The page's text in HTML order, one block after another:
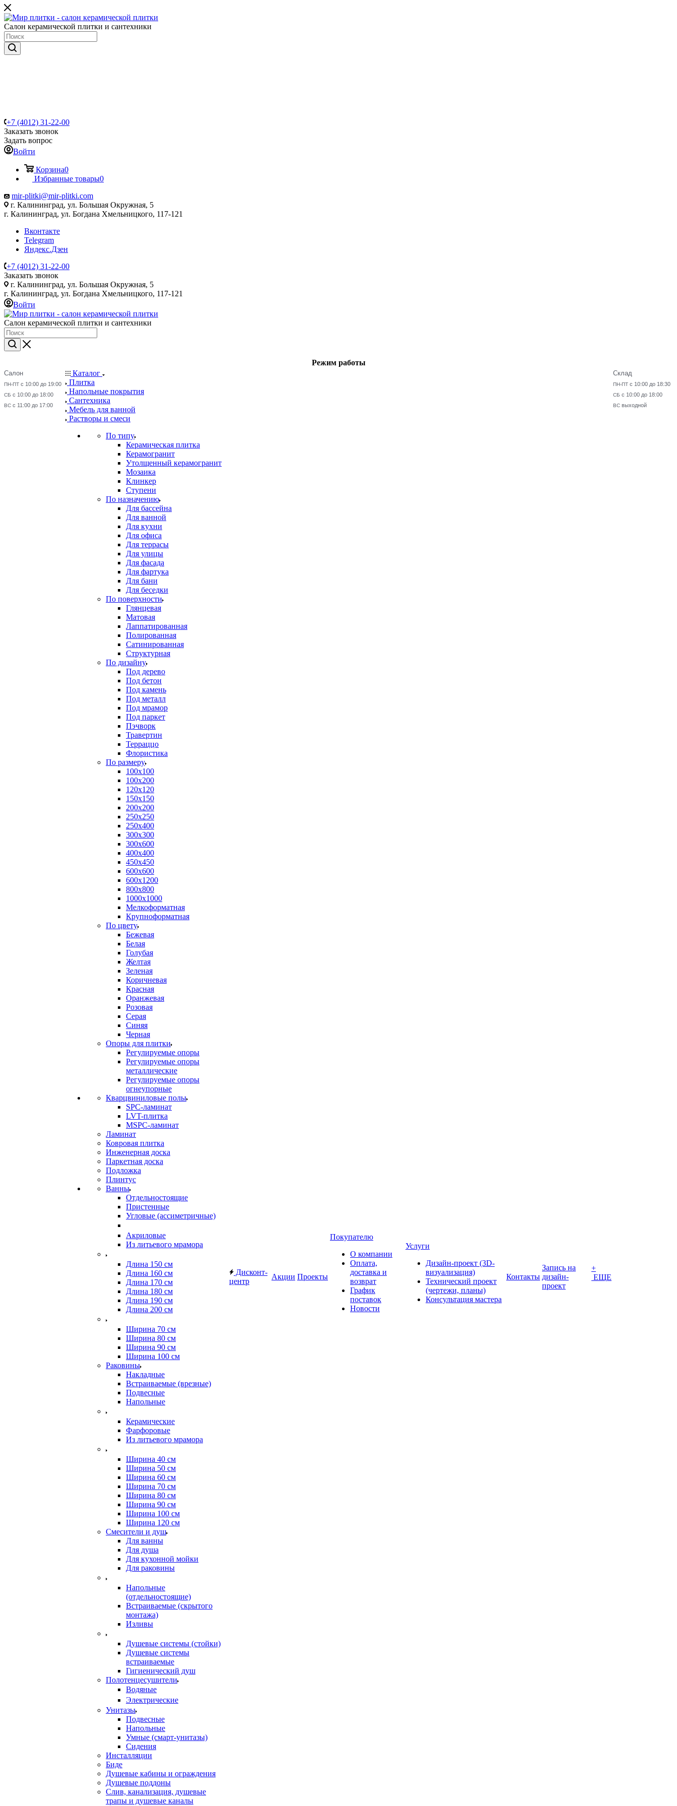
Салон керамической плитки и сантехники
+7 (4012) 31-22-00
Заказать звонок
Задать вопрос
Войти
Корзина0
Избранные товары0
mir-plitki@mir-plitki.com
г. Калининград, ул. Большая Окружная, 5
г. Калининград, ул. Богдана Хмельницкого, 117-121
Вконтакте
Telegram
Яндекс.Дзен
+7 (4012) 31-22-00
Заказать звонок
г. Калининград, ул. Большая Окружная, 5
г. Калининград, ул. Богдана Хмельницкого, 117-121
Войти
Салон керамической плитки и сантехники
Режим работы
Салон
ПН-ПТ с 10:00 до 19:00
СБ с 10:00 до 18:00
ВС с 11:00 до 17:00
Склад
ПН-ПТ с 10:00 до 18:30
СБ с 10:00 до 18:00
ВС выходной
Каталог
Плитка
Напольные покрытия
Сантехника
Мебель для ванной
Растворы и смеси
По типу
Керамическая плитка
Керамогранит
Утолщенный керамогранит
Мозаика
Клинкер
Ступени
По назначению
Для бассейна
Для ванной
Для кухни
Для офиса
Для террасы
Для улицы
Для фасада
Для фартука
Для бани
Для беседки
По поверхности
Глянцевая
Матовая
Лаппатированная
Полированная
Сатинированная
Структурная
По дизайну
Под дерево
Под бетон
Под камень
Под металл
Под мрамор
Под паркет
Пэчворк
Травертин
Терраццо
Флористика
По размеру
100х100
100х200
120х120
150х150
200х200
250х250
250х400
300х300
300х600
400х400
450х450
600х600
600х1200
800х800
1000х1000
Мелкоформатная
Крупноформатная
По цвету
Бежевая
Белая
Голубая
Желтая
Зеленая
Коричневая
Красная
Оранжевая
Розовая
Серая
Синяя
Черная
Опоры для плитки
Регулируемые опоры
Регулируемые опоры
металлические
Регулируемые опоры
огнеупорные
Кварцвиниловые полы
SPC-ламинат
LVT-плитка
MSPC-ламинат
Ламинат
Ковровая плитка
Инженерная доска
Паркетная доска
Подложка
Плинтус
Ванны
Отдельностоящие
Пристенные
Угловые (ассиметричные)
Акриловые
Из литьевого мрамора
Длина 150 см
Длина 160 см
Длина 170 см
Длина 180 см
Длина 190 см
Длина 200 см
Ширина 70 см
Ширина 80 см
Ширина 90 см
Ширина 100 см
Раковины
Накладные
Встраиваемые (врезные)
Подвесные
Напольные
Керамические
Фарфоровые
Из литьевого мрамора
Ширина 40 см
Ширина 50 см
Ширина 60 см
Ширина 70 см
Ширина 80 см
Ширина 90 см
Ширина 100 см
Ширина 120 см
Смесители и душ
Для ванны
Для душа
Для кухонной мойки
Для раковины
Напольные
(отдельностоящие)
Встраиваемые (скрытого
монтажа)
Изливы
Душевые системы (стойки)
Душевые системы
встраиваемые
Гигиенический душ
Полотенцесушители
ㅤВодяные
ㅤЭлектрические
Унитазы
Подвесные
Напольные
Умные (смарт-унитазы)
Сидения
Инсталляции
Биде
Душевые кабины и ограждения
Душевые поддоны
Слив, канализация, душевые
трапы и душевые каналы
Дисконт-
центр
Акции Проекты
Покупателю
О компании
Оплата,
доставка и
возврат
График
поставок
Новости
Услуги
Дизайн-проект (3D-
визуализация)
Технический проект
(чертежи, планы)
Консультация мастера
Контакты
Запись на
дизайн-
проект
+
ЕЩЕ